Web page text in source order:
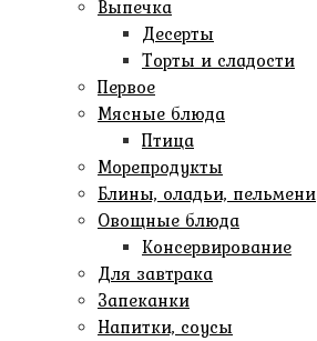
Выпечка
Десерты
Торты и сладости
Первое
Мясные блюда
Птица
Морепродукты
Блины, оладьи, пельмени
Овощные блюда
Консервирование
Для завтрака
Запеканки
Напитки, соусы